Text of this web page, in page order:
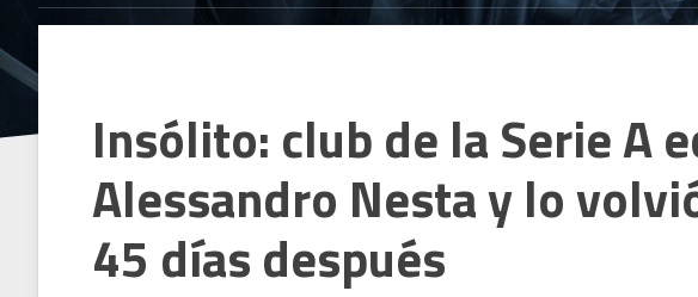
Insólito: club de la Serie A
Alessandro Nesta y lo
45 días después